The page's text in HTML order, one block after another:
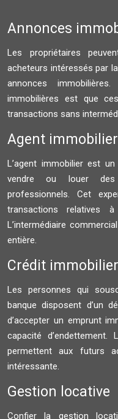
Annonces
Les propriétaires
acheteurs intéressés par
annonces
immobilières est que
transactions sans
Agent immobilier
L’agent immobilier est
vendre ou louer des
professionnels. Cet
transactions relatives
L’intermédiaire
entière.
Crédit immobilier
Les personnes qui
banque disposent d’un
d’accepter un emprunt
capacité
permettent aux futurs
intéressante.
Gestion locative
Confier la gestion